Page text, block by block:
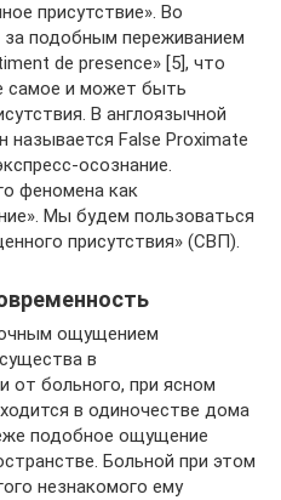
присутствие». Во
подобным переживанием
de presence» [5], что
самое и может быть
В англоязычной
называется False Proximate
осознание.
феномена как
Мы будем пользоваться
присутствия» (СВП).
ощущением
в
от больного, при ясном
в одиночестве дома
подобное ощущение
Больной при этом
незнакомого ему